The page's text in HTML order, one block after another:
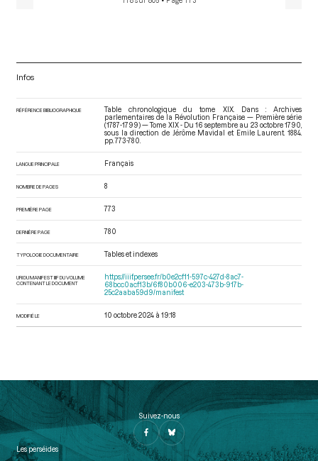
Infos
RÉFÉRENCE BIBLIOGRAPHIQUE
Table chronologique du tome XIX. Dans : Archives
parlementaires de la Révolution Française — Première série
(1787-1799) — Tome XIX - Du 16 septembre au 23 octobre 1790
sous la direction de Jérôme Mavidal et Emile Laurent. 1884.
pp. 773-780.
LANGUE PRINCIPALE Français
NOMBRE DE PAGES 8
PREMIÈRE PAGE 773
DERNIÈRE PAGE 780
TYPOLOGIE DOCUMENTAIRE Tables et indexes
URI DU MANIFEST IIIF DU VOLUME
CONTENANT LE DOCUMENT
https://iiif.persee.fr/b0e2cf11-597c-427d-8ac7-
68bcc0acf13b/6f80b006-e203-473b-917b-
25c2aaba59d9/manifest
MODIFIÉ LE 10 octobre 2024 à 19:18
Suivez-nous
Les perséides